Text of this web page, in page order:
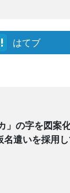
はてブ
の字を図案化
遣いを採用し